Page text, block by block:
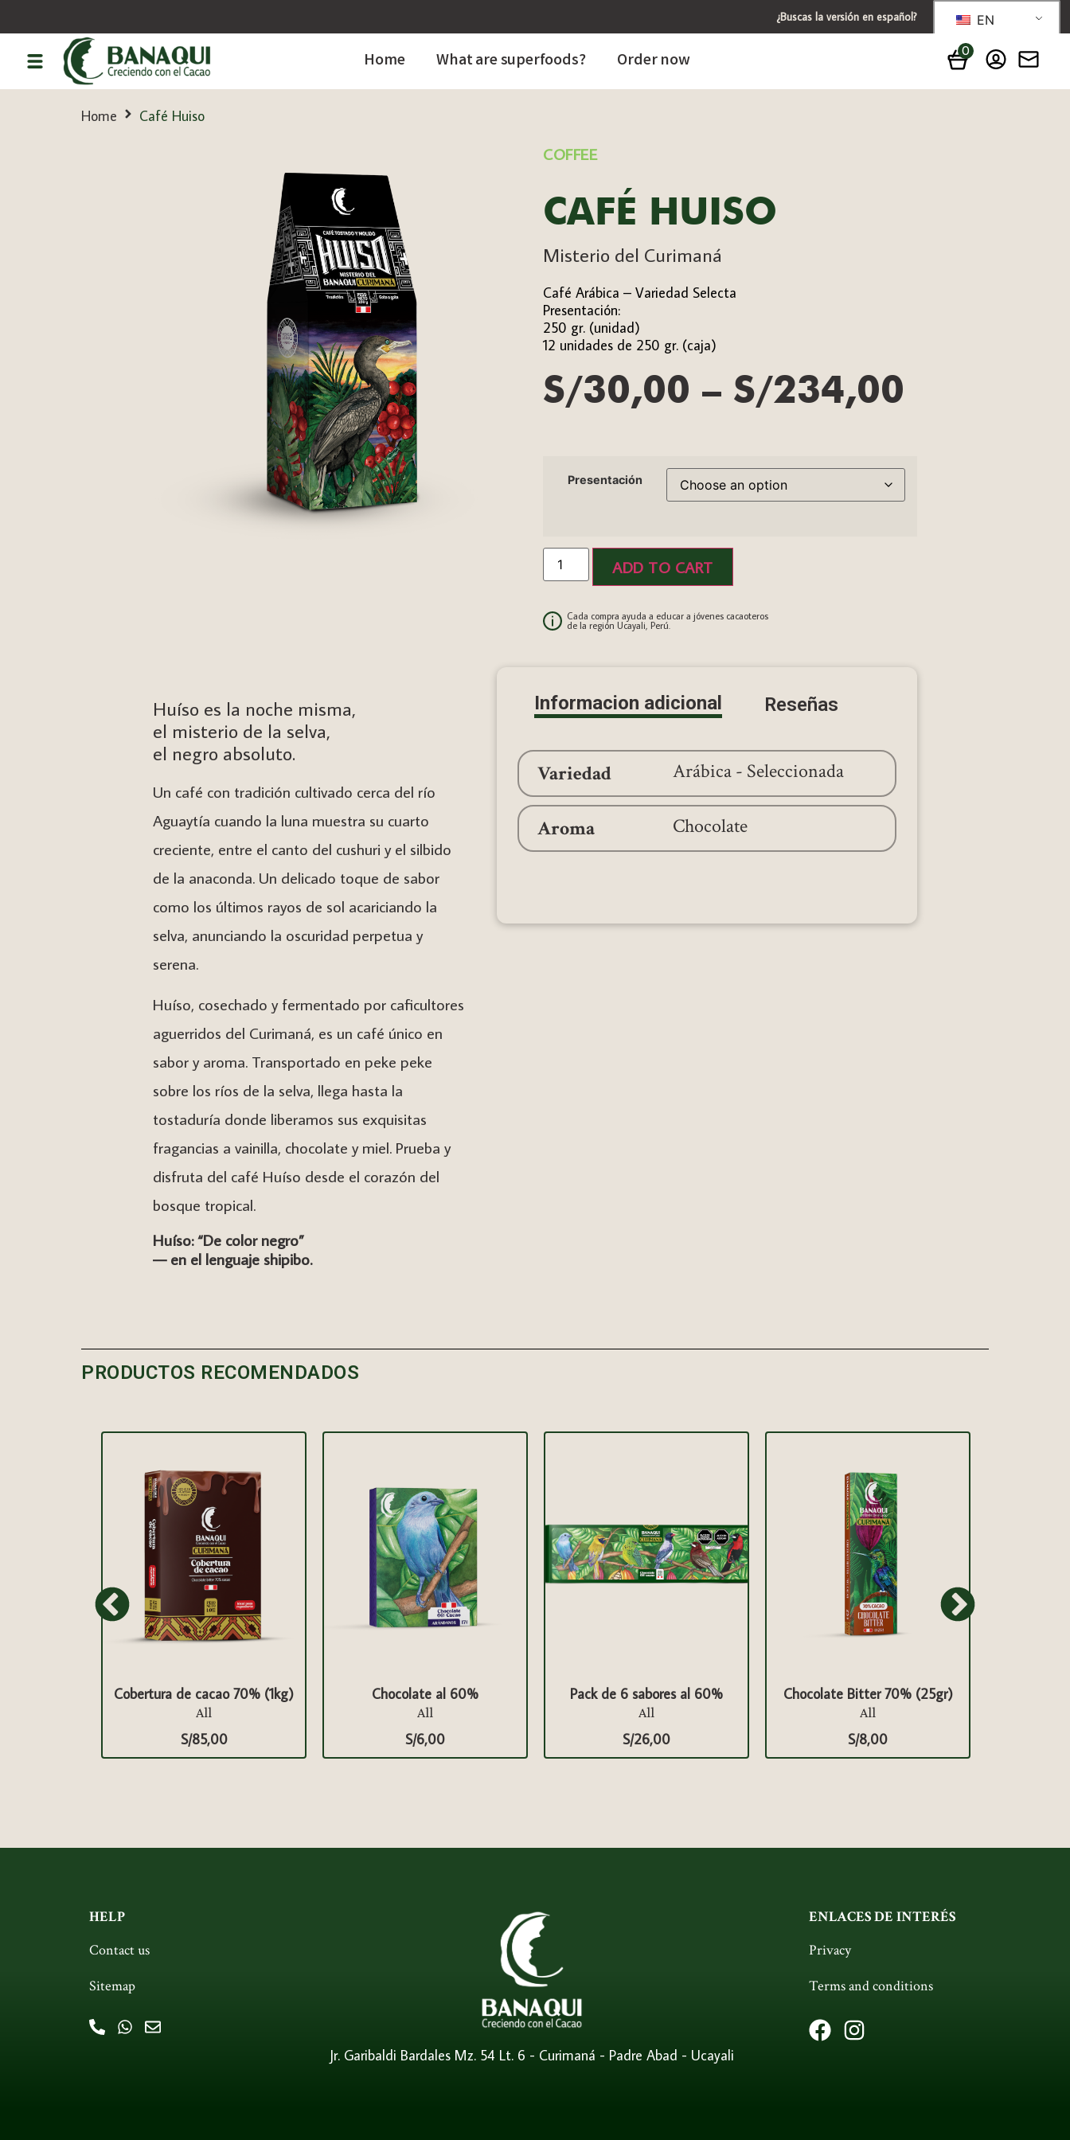
¿Buscas la versión en español? EN
Meet Curimaná
Online Shop
Home What are superfoods? Order now 0
Home Café Huiso
COFFEE
CAFÉ HUISO
Misterio del Curimaná
Café Arábica – Variedad Selecta
Presentación:
250 gr. (unidad)
12 unidades de 250 gr. (caja)
S/30,00 – S/234,00
Presentación
ADD TO CART
Cada compra ayuda a educar a jóvenes cacaoteros
de la región Ucayali, Perú.
Huíso es la noche misma,
el misterio de la selva,
el negro absoluto.
Un café con tradición cultivado cerca del río
Aguaytía cuando la luna muestra su cuarto
creciente, entre el canto del cushuri y el silbido
de la anaconda. Un delicado toque de sabor
como los últimos rayos de sol acariciando la
selva, anunciando la oscuridad perpetua y
serena.
Huíso, cosechado y fermentado por caficultores
aguerridos del Curimaná, es un café único en
sabor y aroma. Transportado en peke peke
sobre los ríos de la selva, llega hasta la
tostaduría donde liberamos sus exquisitas
fragancias a vainilla, chocolate y miel. Prueba y
disfruta del café Huíso desde el corazón del
bosque tropical.
Huíso: “De color negro”
— en el lenguaje shipibo.
Informacion adicional Reseñas
Variedad Arábica - Seleccionada
Aroma Chocolate
Aún no hay reseñas nuevas
PRODUCTOS RECOMENDADOS
Cobertura de cacao 70% (1kg)
All
S/85,00
Chocolate al 60%
All
S/6,00
Pack de 6 sabores al 60%
All
S/26,00
Chocolate Bitter 70% (25gr)
All
S/8,00
HELP
Contact us
Sitemap
Jr. Garibaldi Bardales Mz. 54 Lt. 6 - Curimaná - Padre Abad - Ucayali
ENLACES DE INTERÉS
Privacy
Terms and conditions